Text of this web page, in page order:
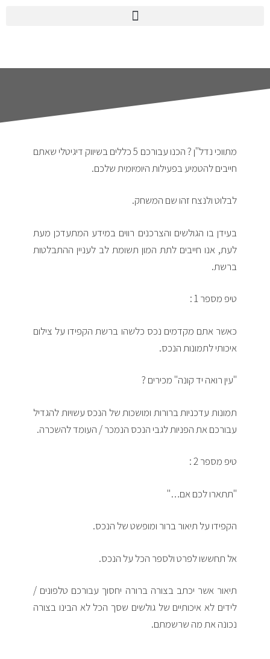
מתווכי נדל"ן ? הכנו עבורכם 5 כללים בשיווק דיגיטלי שאתם
חייבים להטמיע בפעילות היומיומית שלכם.
לבלוט ולנצח זהו שם המשחק.
בעידן בו הגולשים והצרכנים רווים במידע המתעדכן מעת
לעת, אנו חייבים לתת המון תשומת לב לעניין ההתבלטות
ברשת.
טיפ מספר 1 :
כאשר אתם מקדמים נכס כלשהו ברשת הקפידו על צילום
איכותי לתמונות הנכס.
"עין רואה יד קונה" מכירים ?
תמונות עדכניות ברורות ומושכות של הנכס עשויות להגדיל
עבורכם את הפניות לגבי הנכס הנמכר / העומד להשכרה.
טיפ מספר 2 :
"תתארו לכם אם…"
הקפידו על תיאור ברור ומופשט של הנכס.
אל תחששו לפרט ולספר הכל על הנכס.
תיאור אשר יכתב בצורה ברורה יחסוך עבורכם טלפונים /
לידים לא איכותיים של גולשים שסך הכל לא הבינו בצורה
נכונה את מה שרשמתם.